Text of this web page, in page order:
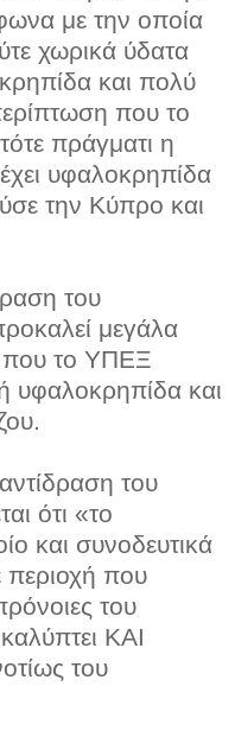
με την οποία
χωρικά ύδατα
και πολύ
που το
πράγματι η
υφαλοκρηπίδα
την Κύπρο και
του
μεγάλα
που το ΥΠΕΞ
υφαλοκρηπίδα και
του
ότι «το
και συνοδευτικά
περιοχή που
του
ΚΑΙ
του